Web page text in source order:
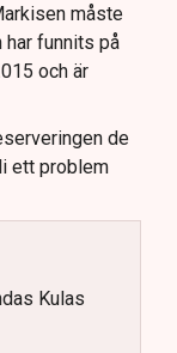
måste
funnits på
och är
de
ett problem
Kulas